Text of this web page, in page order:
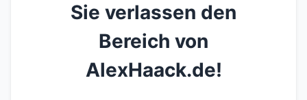
Sie verlassen den
Bereich von
AlexHaack.de!